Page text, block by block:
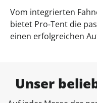
Vom integrierten
bietet Pro‑Tent die
einen erfolgreichen
Unser